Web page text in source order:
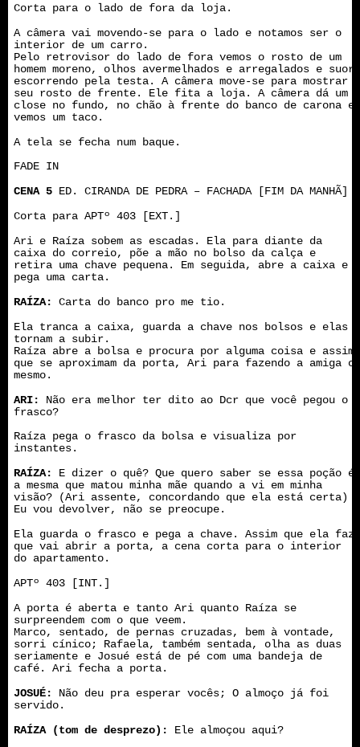
Corta para o lado de fora da loja.
A câmera vai movendo-se para o lado e notamos ser o
interior de um carro.
Pelo retrovisor do lado de fora vemos o rosto de um
homem moreno, olhos avermelhados e arregalados e suor
escorrendo pela testa. A câmera move-se para mostrar
seu rosto de frente. Ele fita a loja. A câmera dá um
close no fundo, no chão à frente do banco de carona e
vemos um taco.
A tela se fecha num baque.
FADE IN
CENA 5 ED. CIRANDA DE PEDRA – FACHADA [FIM DA MANHÃ]
Corta para APTº 403 [EXT.]
Ari e Raíza sobem as escadas. Ela para diante da
caixa do correio, põe a mão no bolso da calça e
retira uma chave pequena. Em seguida, abre a caixa e
pega uma carta.
RAÍZA:
Carta do banco pro me tio.
Ela tranca a caixa, guarda a chave nos bolsos e elas
tornam a subir.
Raíza abre a bolsa e procura por alguma coisa e assim
que se aproximam da porta, Ari para fazendo a amiga o
mesmo.
ARI:
Não era melhor ter dito ao Dcr que você pegou o
frasco?
Raíza pega o frasco da bolsa e visualiza por
instantes.
RAÍZA:
E dizer o quê? Que quero saber se essa poção é
a mesma que matou minha mãe quando a vi em minha
visão? (Ari assente, concordando que ela está certa)
Eu vou devolver, não se preocupe.
Ela guarda o frasco e pega a chave. Assim que ela faz
que vai abrir a porta, a cena corta para o interior
do apartamento.
APTº 403 [INT.]
A porta é aberta e tanto Ari quanto Raíza se
surpreendem com o que veem.
Marco, sentado, de pernas cruzadas, bem à vontade,
sorri cínico; Rafaela, também sentada, olha as duas
seriamente e Josué está de pé com uma bandeja de
café. Ari fecha a porta.
JOSUÉ:
Não deu pra esperar vocês; O almoço já foi
servido.
RAÍZA (tom de desprezo):
Ele almoçou aqui?